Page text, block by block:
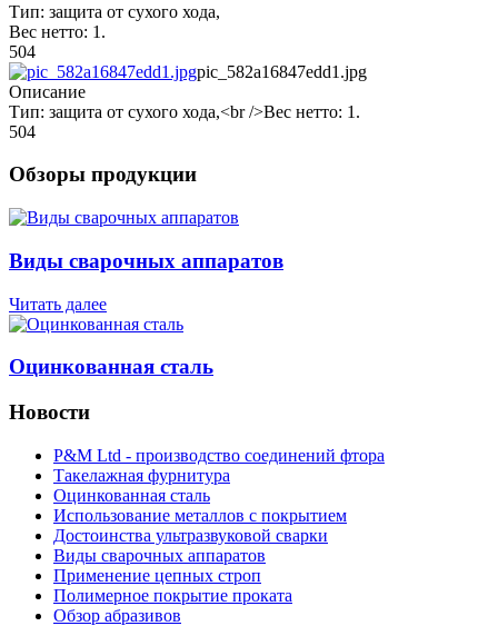
Тип: защита от сухого хода,
Вес нетто: 1.
504
pic_582a16847edd1.jpg
Описание
Тип: защита от сухого хода,<br />Вес нетто: 1.
504
Обзоры продукции
Виды сварочных аппаратов
Читать далее
Оцинкованная сталь
Новости
P&M Ltd - производство соединений фтора
Такелажная фурнитура
Оцинкованная сталь
Использование металлов с покрытием
Достоинства ультразвуковой сварки
Виды сварочных аппаратов
Применение цепных строп
Полимерное покрытие проката
Обзор абразивов